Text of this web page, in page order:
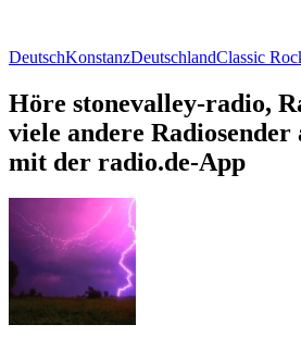
DeutschKonstanzDeutschlandClassic
Höre stonevalley-radio,
viele andere
mit der radio.de-App